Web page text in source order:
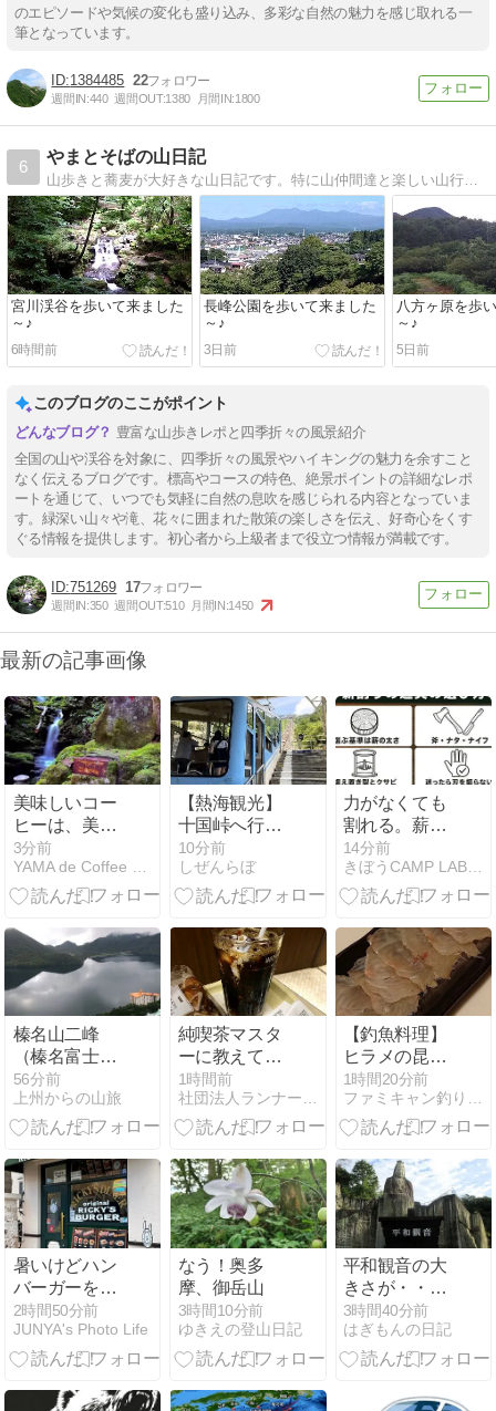
のエピソードや気候の変化も盛り込み、多彩な自然の魅力を感じ取れる一
筆となっています。
1384485 22
週間IN:440 週間OUT:1380 月間IN:1800
6
やまとそばの山日記
山歩きと蕎麦が大好きな山日記です。特に山仲間達と楽しい山行をずっと続けて行きたいと思っています。
宮川渓谷を歩いて来ました
～♪
6時間前
長峰公園を歩いて来ました
～♪
3日前
八方ヶ原を歩
～♪
5日前
このブログのここがポイント
豊富な山歩きレポと四季折々の風景紹介
全国の山や渓谷を対象に、四季折々の風景やハイキングの魅力を余すこと
なく伝えるブログです。標高やコースの特色、絶景ポイントの詳細なレポ
ートを通じて、いつでも気軽に自然の息吹を感じられる内容となっていま
す。緑深い山々や滝、花々に囲まれた散策の楽しさを伝え、好奇心をくす
ぐる情報を提供します。初心者から上級者まで役立つ情報が満載です。
751269 17
週間IN:350 週間OUT:510 月間IN:1450
最新の記事画像
美味しいコー
ヒーは、美味
しい水から。
多良山系・水
神池のこと。
3分前
YAMA de Coffee 山旅日記
【熱海観光】
十国峠へ行く
なら「絶景富
士山乗車券」
がお得！來宮
便利な周遊チ
ケット
10分前
しぜんらぼ
力がなくても
割れる。薪割
りの道具の選
び方
14分前
きぼうCAMP LAB｜ソロキャンプ×ミニチュアダックス
榛名山二峰
（榛名富士・
掃部ヶ岳（か
もんがた
け））
56分前
上州からの山旅
純喫茶マスタ
ーに教えても
らったアイス
コーヒーの美
味しい飲み方
1時間前
社団法人ランナー”龍”の「週末は山の中」
【釣魚料理】
ヒラメの昆布
締めの作り方
｜刺身を昆布
で締めて旨味
1時間20分前
ファミキャン釣り日誌
暑いけどハン
バーガーを買
いに行ってき
た
2時間50分前
JUNYA's Photo Life
なう！奥多
摩、御岳山
3時間10分前
ゆきえの登山日記
平和観音の大
きさが・・・
in 栃木県宇都
宮市大谷町
3時間40分前
はぎもんの日記